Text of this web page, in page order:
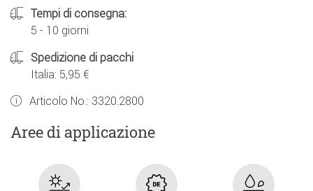
Tempi di consegna:
5 - 10 giorni
Spedizione di pacchi
Italia: 5,95 €
Articolo No.: 3320.2800
Aree di applicazione